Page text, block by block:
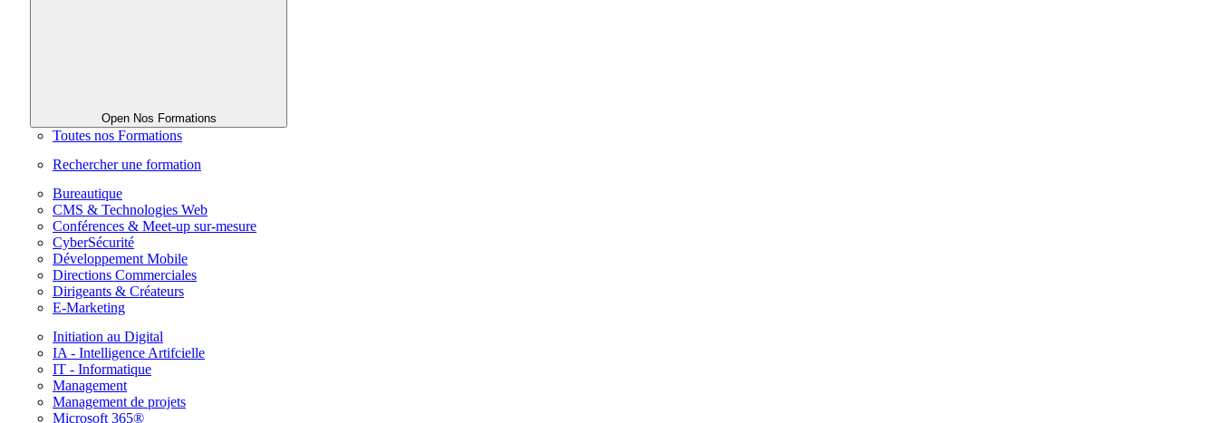
Open Nos Formations
Toutes nos Formations
Rechercher une formation
Bureautique
CMS & Technologies Web
Conférences & Meet-up sur-mesure
CyberSécurité
Développement Mobile
Directions Commerciales
Dirigeants & Créateurs
E-Marketing
Initiation au Digital
IA - Intelligence Artifcielle
IT - Informatique
Management
Management de projets
Microsoft 365®